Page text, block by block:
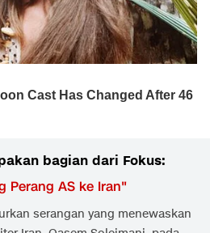
bagian dari Fokus:
Perang AS ke Iran"
serangan yang menewaskan